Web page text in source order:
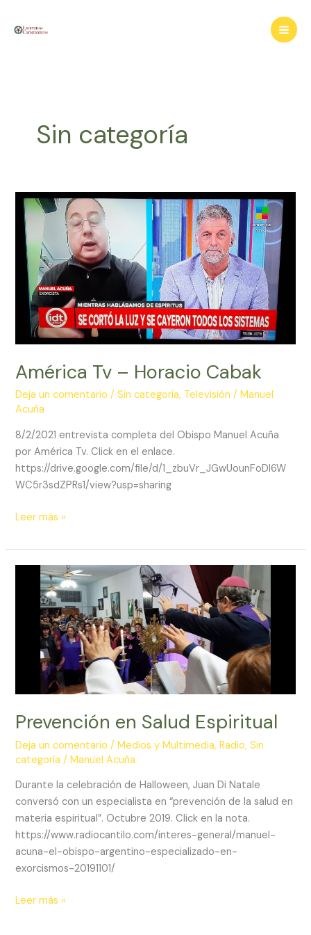
Sin categoría
América Tv – Horacio Cabak
Deja un comentario /Sin categoría, Televisión /Manuel
Acuña
8/2/2021 entrevista completa del Obispo Manuel Acuña
por América Tv. Click en el enlace.
https://drive.google.com/file/d/1_zbuVr_JGwUounFoDl6W
WC5r3sdZPRs1/view?usp=sharing
América
–
Horacio
Cabak
Leer más »
Prevención en Salud Espiritual
Deja un comentario /Medios y Multimedia,Radio,Sin
categoría /Manuel Acuña
Durante la celebración de Halloween, Juan Di Natale
conversó con un especialista en “prevención de la salud en
materia espiritual”. Octubre 2019. Click en la nota.
https://www.radiocantilo.com/interes-general/manuel-
acuna-el-obispo-argentino-especializado-en-
exorcismos-20191101/
Prevención
Leer más »